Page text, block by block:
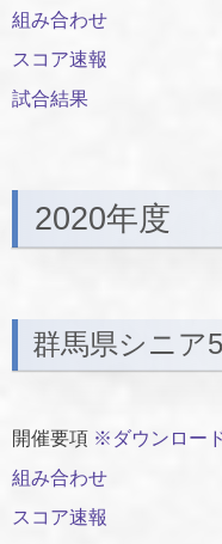
組み合わせ
スコア速報
試合結果
2020年度
群馬県シニア
開催要項 ※ダウンロー
組み合わせ
スコア速報